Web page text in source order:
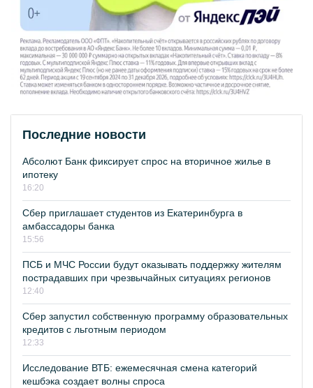
Последние новости
Абсолют Банк фиксирует спрос на вторичное жилье в
ипотеку
16:20
Сбер приглашает студентов из Екатеринбурга в
амбассадоры банка
15:56
ПСБ и МЧС России будут оказывать поддержку жителям
пострадавших при чрезвычайных ситуациях регионов
12:40
Сбер запустил собственную программу образовательных
кредитов с льготным периодом
12:33
Исследование ВТБ: ежемесячная смена категорий
кешбэка создает волны спроса